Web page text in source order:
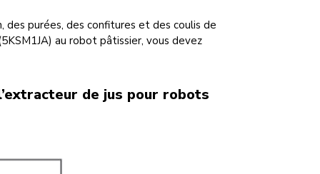
des purées, des confitures et des coulis de
au robot pâtissier, vous devez
de jus pour robots